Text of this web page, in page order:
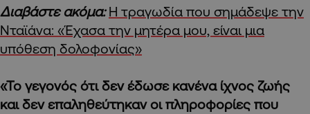
Διαβάστε ακόμα: Η τραγωδία που σημάδεψε την
Νταϊάνα: «Έχασα την μητέρα μου, είναι μια
υπόθεση δολοφονίας»
«Το γεγονός ότι δεν έδωσε κανένα ίχνος ζωής
και δεν επαληθεύτηκαν οι πληροφορίες που